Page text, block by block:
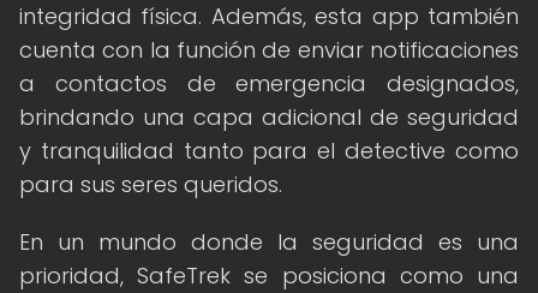
integridad física. Además, esta app también
cuenta con la función de enviar notificaciones
a contactos de emergencia designados,
brindando una capa adicional de seguridad
y tranquilidad tanto para el detective como
para sus seres queridos.
En un mundo donde la seguridad es una
prioridad, SafeTrek se posiciona como una